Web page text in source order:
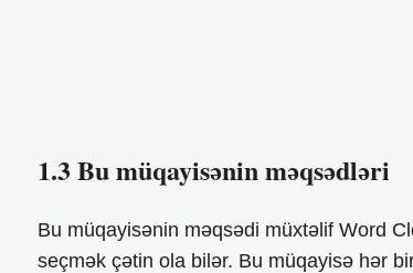
1.3 Bu müqayisənin məqsədləri
Bu müqayisənin məqsədi müxtəlif Word
seçmək çətin ola bilər. Bu müqayisə hər